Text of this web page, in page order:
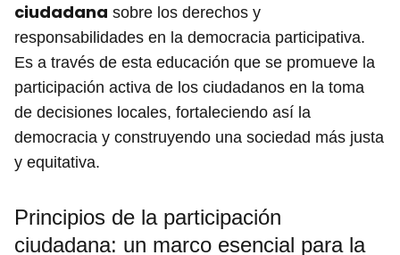
ciudadana sobre los derechos y
responsabilidades en la democracia participativa.
Es a través de esta educación que se promueve la
participación activa de los ciudadanos en la toma
de decisiones locales, fortaleciendo así la
democracia y construyendo una sociedad más justa
y equitativa.
Principios de la participación
ciudadana: un marco esencial para la